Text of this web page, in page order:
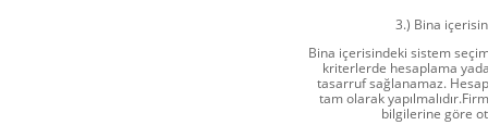
3.) Bina
Bina içerisindeki sistem
kriterlerde hesaplama
tasarruf sağlanamaz.
tam olarak
bilgilerine göre